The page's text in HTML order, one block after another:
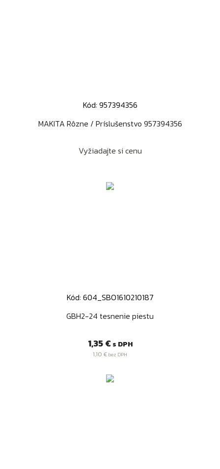
Kód: 957394356
MAKITA Rôzne / Príslušenstvo 957394356
Vyžiadajte si cenu
Kód: 604_SBO1610210187
GBH2-24 tesnenie piestu
Cena
1,35 € s DPH
1,10 € bez DPH